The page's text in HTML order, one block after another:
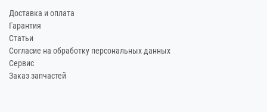
Доставка и оплата
Гарантия
Статьи
Согласие на обработку персональных данных
Сервис
Заказ запчастей